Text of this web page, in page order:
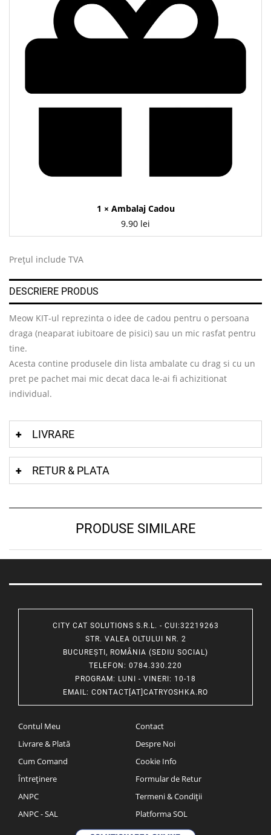
1 × Ambalaj Cadou
9.90 lei
Prețul include TVA
DESCRIERE PRODUS
Meow KIT-ul reprezinta o idee de cadou pentru o persoana
draga (neaparat iubitoare de pisici) sau un mic rasfat pentru
tine.
Acesta contine produsele din lista ambalate cu drag si cu un
pret pe pachet mai mic decat daca le-ai fi achizitionat
individual.
LIVRARE
RETUR & PLATA
PRODUSE SIMILARE
CITY CAT SOLUTIONS S.R.L. - CUI:32219263
STR. VALEA OLTULUI NR. 2
BUCUREȘTI, ROMÂNIA (SEDIU SOCIAL)
TELEFON : 0784.330.220
PROGRAM: LUNI - VINERI: 10-18
EMAIL: CONTACT[AT]CATRYOSHKA.RO
Contul Meu
Livrare & Plată
Cum Comand
Întreținere
ANPC
ANPC - SAL
Contact
Despre Noi
Cookie Info
Formular de Retur
Termeni & Condiții
Platforma SOL